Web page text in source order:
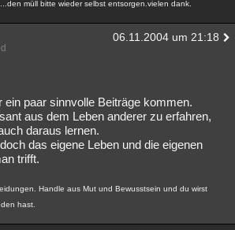
müll bitte wieder selbst entsorgen.vielen dank.
06.11.2004 um 21:18
ein paar sinnvolle Beiträge kommen.
aus dem Leben anderer zu erfahren,
daraus lernen.
das eigene Leben und die eigenen
trifft.
Handle aus Mut und Bewusstsein und du wirst
hast.